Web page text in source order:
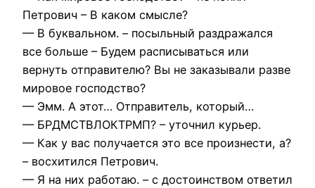
Петрович – В каком смысле?
— В буквальном. – посыльный раздражался
все больше – Будем расписываться или
вернуть отправителю? Вы не заказывали разве
мировое господство?
— Эмм. А этот… Отправитель, который…
— БРДМСТВЛОКТРМП? – уточнил курьер.
— Как у вас получается это все произнести, а?
– восхитился Петрович.
— Я на них работаю. – с достоинством ответил